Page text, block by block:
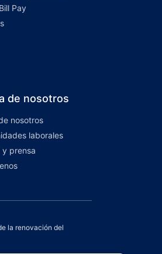
Pay
de nosotros
nosotros
laborales
y prensa
la renovación del